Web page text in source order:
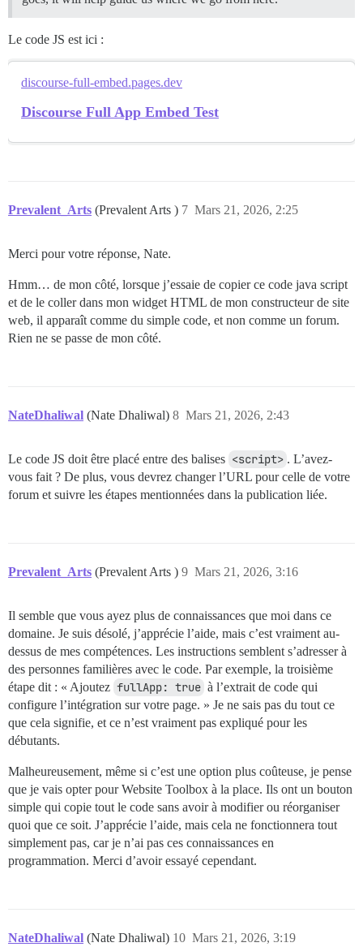
Le code JS est ici :
discourse-full-embed.pages.dev
Discourse Full App Embed Test
Prevalent_Arts (Prevalent Arts ) Mars 21, 2026, 2:25
7
Merci pour votre réponse, Nate.
Hmm… de mon côté, lorsque j’essaie de copier ce code java script
et de le coller dans mon widget HTML de mon constructeur de site
web, il apparaît comme du simple code, et non comme un forum.
Rien ne se passe de mon côté.
NateDhaliwal (Nate Dhaliwal) Mars 21, 2026, 2:43
8
Le code JS doit être placé entre des balises <script> . L’avez-
vous fait ? De plus, vous devrez changer l’URL pour celle de votre
forum et suivre les étapes mentionnées dans la publication liée.
Prevalent_Arts (Prevalent Arts ) Mars 21, 2026, 3:16
9
Il semble que vous ayez plus de connaissances que moi dans ce
domaine. Je suis désolé, j’apprécie l’aide, mais c’est vraiment au-
dessus de mes compétences. Les instructions semblent s’adresser à
des personnes familières avec le code. Par exemple, la troisième
étape dit : « Ajoutez fullApp: true à l’extrait de code qui
configure l’intégration sur votre page. » Je ne sais pas du tout ce
que cela signifie, et ce n’est vraiment pas expliqué pour les
débutants.
Malheureusement, même si c’est une option plus coûteuse, je pense
que je vais opter pour Website Toolbox à la place. Ils ont un bouton
simple qui copie tout le code sans avoir à modifier ou réorganiser
quoi que ce soit. J’apprécie l’aide, mais cela ne fonctionnera tout
simplement pas, car je n’ai pas ces connaissances en
programmation. Merci d’avoir essayé cependant.
NateDhaliwal (Nate Dhaliwal) Mars 21, 2026, 3:19
10